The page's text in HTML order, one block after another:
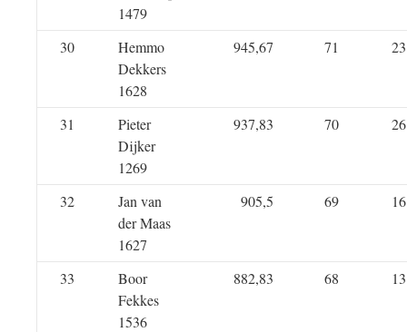
1479
30
Hemmo
Dekkers
1628
945,67 71 23
31
Pieter
Dijker
1269
937,83 70 26
32
Jan van
der Maas
1627
905,5 69 16
33
Boor
Fekkes
1536
882,83 68 13